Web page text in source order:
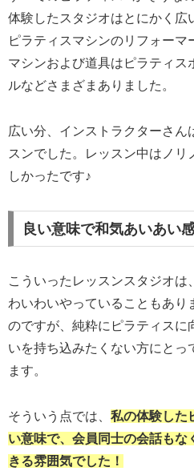
体験したスタジオはとにかく広
ピラティスマシンのリフォー
マシンおよび道具はピラティス
ルなどさまざまありました。
広い分、インストラクターさん
スンでした。レッスン中はノリ
しかったです♪
良い意味で和気あいあい
こういったレッスンスタジオは
わいわいやっていることもあり
のですが、純粋にピラティスに
いを持ち込みたくない方にとっ
ます。
そういう点では、 私の体験した
い意味で、会員同士の会話もな
きる雰囲気でした！